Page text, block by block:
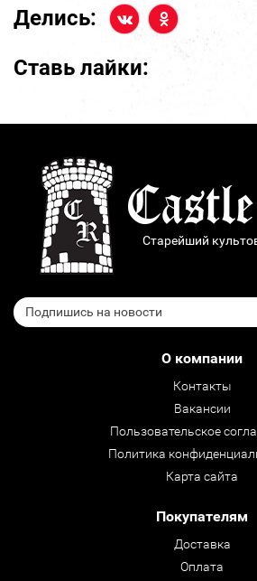
Делись:
Ставь лайки:
Старейший
О компании
Контакты
Вакансии
Пользовательское
Политика
Карта сайта
Покупателям
Доставка
Оплата